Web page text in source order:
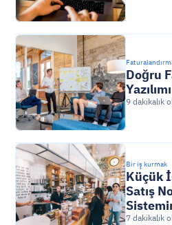
Doğru
9 dakikalık
Bir iş kurmak
Küçük
Satış
7 dakikalık